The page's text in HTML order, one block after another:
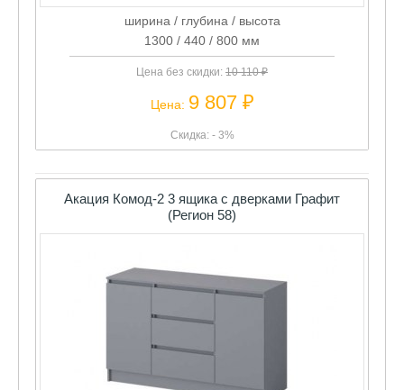
ширина / глубина / высота
1300 / 440 / 800 мм
Цена без скидки: 10 110 ₽
Цена: 9 807 ₽
Скидка: - 3%
Акация Комод-2 3 ящика с дверками Графит
(Регион 58)